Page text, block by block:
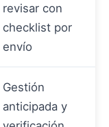
revisar con
checklist por
envío
Gestión
anticipada y